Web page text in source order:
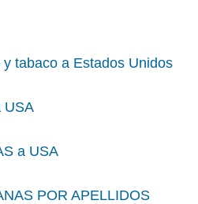
tabaco a Estados Unidos
USA
a USA
POR APELLIDOS